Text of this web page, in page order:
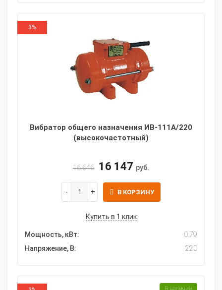
3%
Вибратор общего назначения ИВ-111А/220
(высокочастотный)
16 646 16 147 руб.
В КОРЗИНУ
Купить в 1 клик
Мощность, кВт:
0.79
Напряжение, В:
220